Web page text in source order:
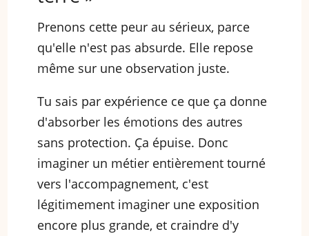
Prenons cette peur au sérieux, parce
qu'elle n'est pas absurde. Elle repose
même sur une observation juste.
Tu sais par expérience ce que ça donne
d'absorber les émotions des autres
sans protection. Ça épuise. Donc
imaginer un métier entièrement tourné
vers l'accompagnement, c'est
légitimement imaginer une exposition
encore plus grande, et craindre d'y